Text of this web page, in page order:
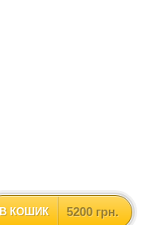
В КОШИК 5200 грн.